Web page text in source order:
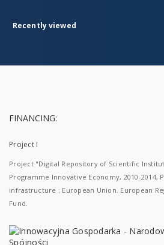
Recently viewed
FINANCING:
Project I
Project "Digital Repository of Scientific
Programme Innovative Economy, 2010-2014,
infrastructure ; European Union. European
Fund.